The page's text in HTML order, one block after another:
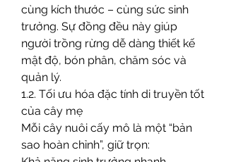
cùng kích thước – cùng sức sinh
trưởng. Sự đồng đều này giúp
người trồng rừng dễ dàng thiết kế
mật độ, bón phân, chăm sóc và
quản lý.
1.2. Tối ưu hóa đặc tính di truyền tốt
của cây mẹ
Mỗi cây nuôi cấy mô là một “bản
sao hoàn chỉnh”, giữ trọn: